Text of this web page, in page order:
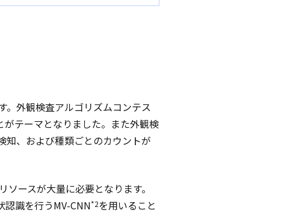
。外観検査アルゴリズムコンテス
テーマとなりました。また外観検
知、および種類ごとのカウントが
ースが大量に必要となります。
識を行うMV-CNN*2を用いること